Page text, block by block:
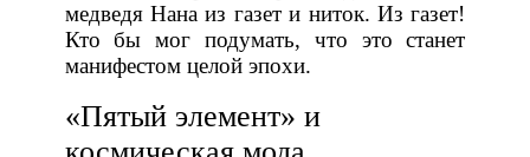
медведя Нана из газет и ниток. Из газет!
Кто бы мог подумать, что это станет
манифестом целой эпохи.
«Пятый элемент» и